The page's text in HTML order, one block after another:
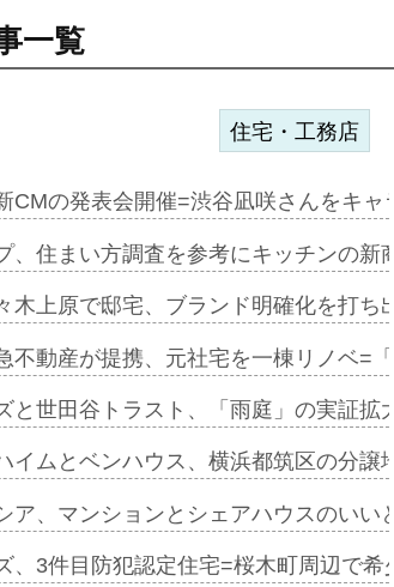
一覧
住宅・工務店
CMの発表会開催=渋谷凪咲さんをキ
、住まい方調査を参考にキッチンの
木上原で邸宅、ブランド明確化を打
不動産が提携、元社宅を一棟リノベ=
と世田谷トラスト、「雨庭」の実証拡
イムとベンハウス、横浜都筑区の分
ア、マンションとシェアハウスのい
、3件目防犯認定住宅=桜木町周辺で